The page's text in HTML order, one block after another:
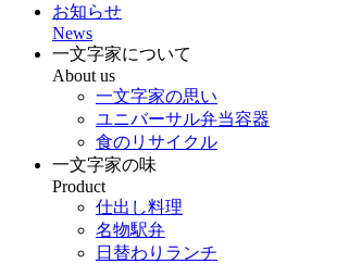
お知らせ
News
一文字家について
About us
一文字家の思い
ユニバーサル弁当容器
食のリサイクル
一文字家の味
Product
仕出し料理
名物駅弁
日替わりランチ